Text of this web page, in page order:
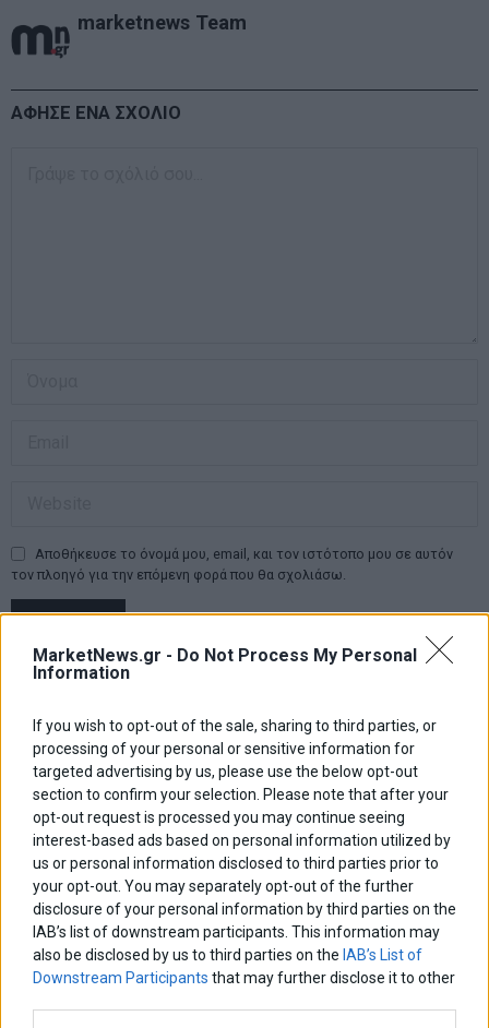
MarketNews.gr - Do Not Process My Personal
Information
If you wish to opt-out of the sale, sharing to third parties, or
processing of your personal or sensitive information for
targeted advertising by us, please use the below opt-out
section to confirm your selection. Please note that after your
opt-out request is processed you may continue seeing
interest-based ads based on personal information utilized by
us or personal information disclosed to third parties prior to
your opt-out. You may separately opt-out of the further
disclosure of your personal information by third parties on the
IAB’s list of downstream participants. This information may
also be disclosed by us to third parties on the IAB’s List of
Downstream Participants that may further disclose it to other
marketnews Team
ΑΦΗΣΕ ΕΝΑ ΣΧΟΛΙΟ
Αποθήκευσε το όνομά μου, email, και τον ιστότοπο μου σε αυτόν
τον πλοηγό για την επόμενη φορά που θα σχολιάσω.
Πλοήγηση
άρθρων
ΠΡΟΗΓΟΥΜΕΝΟ ΑΡΘΡΟ
post:
€1 δισ. τζίρος λόγω
rebalancing – ΔΕΗ και ΓΕΚ
ΤΕΡΝΑ έκαναν το 43% των
συναλλαγών – κέρδη 8,4%
τον Μάϊο
“Ανακαινίζω” για
περισσότερους
δικαιούχους και με
υψηλότερες επιδοτήσεις
ΑΡΘΡΟΓΡΑΦΟΙ
Ελευθερία Κούρταλη
Οι «τιμωροί» των ομολόγων επέστρεψαν
Εύη Φραγκάκη